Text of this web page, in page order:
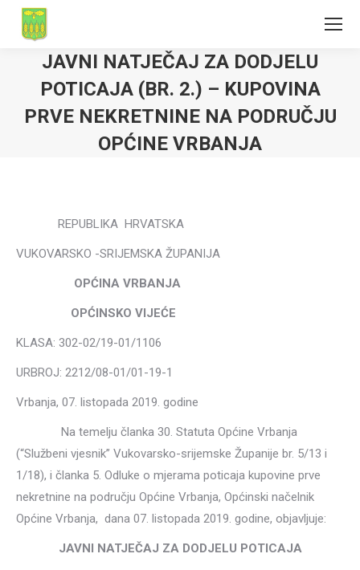
JAVNI NATJEČAJ ZA DODJELU
POTICAJA (BR. 2.) – KUPOVINA
PRVE NEKRETNINE NA PODRUČJU
OPĆINE VRBANJA
REPUBLIKA HRVATSKA
VUKOVARSKO -SRIJEMSKA ŽUPANIJA
OPĆINA VRBANJA
OPĆINSKO VIJEĆE
KLASA: 302-02/19-01/1106
URBROJ: 2212/08-01/01-19-1
Vrbanja, 07. listopada 2019. godine
Na temelju članka 30. Statuta Općine Vrbanja
(“Službeni vjesnik” Vukovarsko-srijemske Županije br. 5/13 i
1/18), i članka 5. Odluke o mjerama poticaja kupovine prve
nekretnine na području Općine Vrbanja, Općinski načelnik
Općine Vrbanja, dana 07. listopada 2019. godine, objavljuje:
JAVNI NATJEČAJ ZA DODJELU POTICAJA